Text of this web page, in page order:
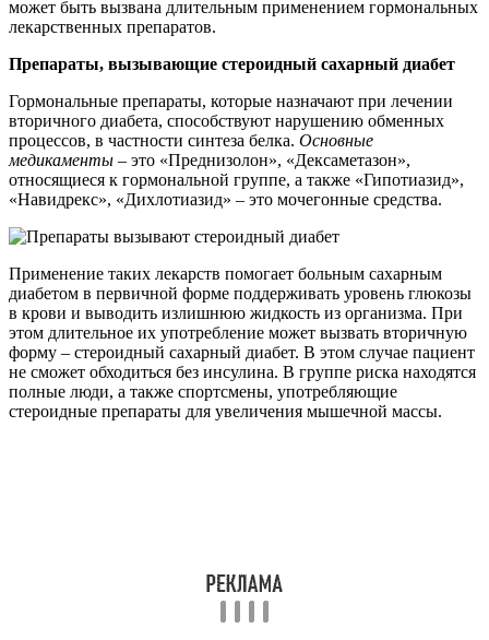
может быть вызвана длительным применением гормональных
лекарственных препаратов.
Препараты, вызывающие стероидный сахарный диабет
Гормональные препараты, которые назначают при лечении
вторичного диабета, способствуют нарушению обменных
процессов, в частности синтеза белка. Основные
медикаменты – это «Преднизолон», «Дексаметазон»,
относящиеся к гормональной группе, а также «Гипотиазид»,
«Навидрекс», «Дихлотиазид» – это мочегонные средства.
Применение таких лекарств помогает больным сахарным
диабетом в первичной форме поддерживать уровень глюкозы
в крови и выводить излишнюю жидкость из организма. При
этом длительное их употребление может вызвать вторичную
форму – стероидный сахарный диабет. В этом случае пациент
не сможет обходиться без инсулина. В группе риска находятся
полные люди, а также спортсмены, употребляющие
стероидные препараты для увеличения мышечной массы.